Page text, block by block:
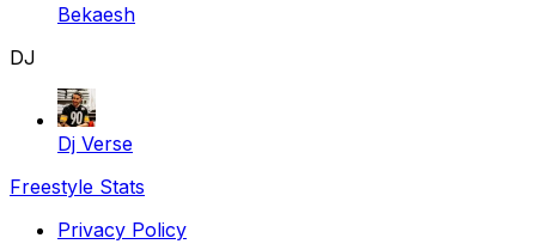
Bekaesh
DJ
Dj Verse
Freestyle Stats
Privacy Policy